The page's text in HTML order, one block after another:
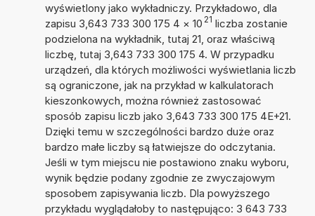
wyświetlony jako wykładniczy. Przykładowo, dla
zapisu 3,643 733 300 175 4 × 10 21 liczba zostanie
podzielona na wykładnik, tutaj 21, oraz właściwą
liczbę, tutaj 3,643 733 300 175 4. W przypadku
urządzeń, dla których możliwości wyświetlania liczb
są ograniczone, jak na przykład w kalkulatorach
kieszonkowych, można również zastosować
sposób zapisu liczb jako 3,643 733 300 175 4E+21.
Dzięki temu w szczególności bardzo duże oraz
bardzo małe liczby są łatwiejsze do odczytania.
Jeśli w tym miejscu nie postawiono znaku wyboru,
wynik będzie podany zgodnie ze zwyczajowym
sposobem zapisywania liczb. Dla powyższego
przykładu wyglądałoby to następująco: 3 643 733